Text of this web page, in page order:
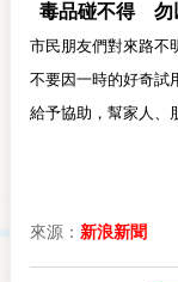
毒品碰不得 勿
市民朋友們對來路不
不要因一時的好奇試
給予協助，幫家人、
來源： 新浪新聞